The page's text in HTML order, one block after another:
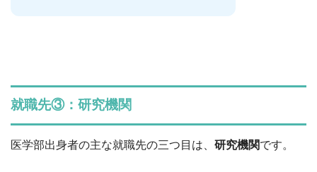
就職先③：研究機関
医学部出身者の主な就職先の三つ目は、 研究機関です。